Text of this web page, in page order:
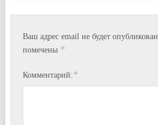
Ваш адрес email не будет опубликован.
помечены *
Комментарий: *